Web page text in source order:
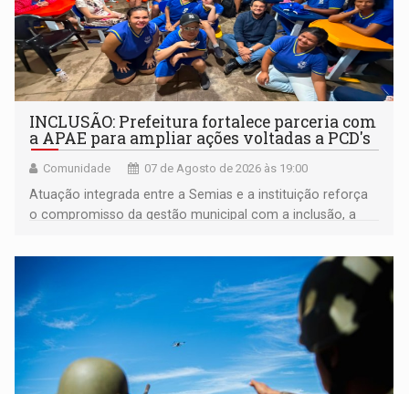
INCLUSÃO: Prefeitura fortalece parceria com
a APAE para ampliar ações voltadas a PCD's
Comunidade 07 de Agosto de 2026 às 19:00
Atuação integrada entre a Semias e a instituição reforça
o compromisso da gestão municipal com a inclusão, a